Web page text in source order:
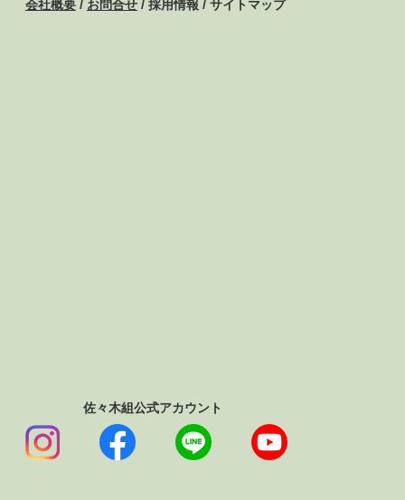
会社概要/ お問合せ/ 採用情報 / サイトマップ
佐々木組公式アカウント